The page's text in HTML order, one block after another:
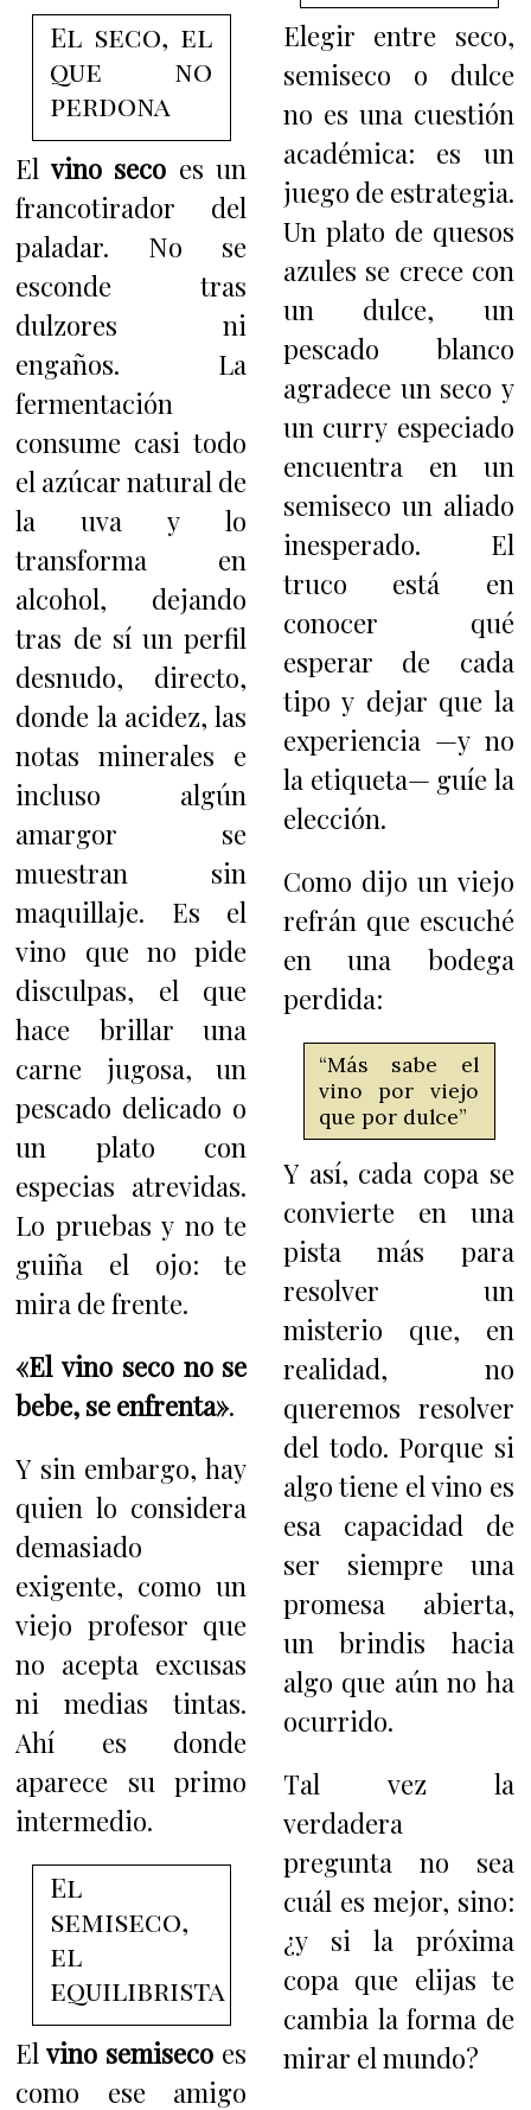
El seco, el
que no
perdona
Elvino seco es un
francotirador del
paladar. No se
esconde tras
dulzores ni
engaños. La
fermentación
consume casi todo
el azúcar natural de
la uva y lo
transforma en
alcohol, dejando
tras de sí un perfil
desnudo, directo,
donde la acidez, las
notas minerales e
incluso algún
amargor se
muestran sin
maquillaje. Es el
vino que no pide
disculpas, el que
hace brillar una
carne jugosa, un
pescado delicado o
un plato con
especias atrevidas.
Lo pruebas y no te
guiña el ojo: te
mira de frente.
«El vino seco no se
bebe, se enfrenta».
Y sin embargo, hay
quien lo considera
demasiado
exigente, como un
viejo profesor que
no acepta excusas
ni medias tintas.
Ahí es donde
aparece su primo
intermedio.
El
semiseco,
el
equilibrista
Elvino semiseco es
como ese amigo
Elegir entre seco,
semiseco o dulce
no es una cuestión
académica: es un
juego de estrategia.
Un plato de quesos
azules se crece con
un dulce, un
pescado blanco
agradece un seco y
un curry especiado
encuentra en un
semiseco un aliado
inesperado. El
truco está en
conocer qué
esperar de cada
tipo y dejar que la
experiencia —y no
la etiqueta— guíe la
elección.
Como dijo un viejo
refrán que escuché
en una bodega
perdida:
“Más sabe el
vino por viejo
que por dulce”
Y así, cada copa se
convierte en una
pista más para
resolver un
misterio que, en
realidad, no
queremos resolver
del todo. Porque si
algo tiene el vino es
esa capacidad de
ser siempre una
promesa abierta,
un brindis hacia
algo que aún no ha
ocurrido.
Tal vez la
verdadera
pregunta no sea
cuál es mejor, sino:
¿y si la próxima
copa que elijas te
cambia la forma de
mirar el mundo?